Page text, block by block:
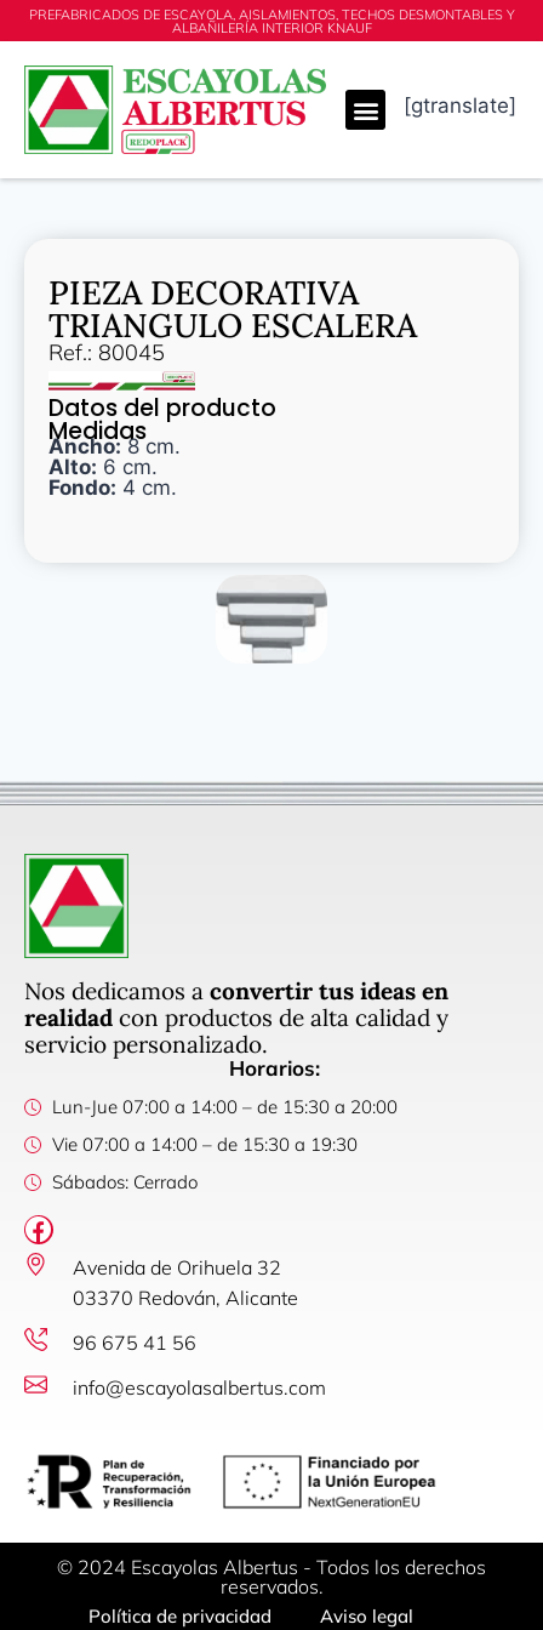
PREFABRICADOS DE ESCAYOLA, AISLAMIENTOS, TECHOS DESMONTABLES Y
ALBAÑILERÍA INTERIOR KNAUF
[gtranslate]
PIEZA DECORATIVA
TRIANGULO ESCALERA
Ref.: 80045
Datos del producto
Medidas
Ancho:8 cm.
Alto: 6 cm.
Fondo: 4 cm.
Nos dedicamos a convertir tus ideas en
realidad con productos de alta calidad y
servicio personalizado.
Horarios:
Lun-Jue 07:00 a 14:00 – de 15:30 a 20:00
Vie 07:00 a 14:00 – de 15:30 a 19:30
Sábados: Cerrado
Avenida de Orihuela 32
03370 Redován, Alicante
96 675 41 56
info@escayolasalbertus.com
© 2024 Escayolas Albertus - Todos los derechos
reservados.
Política de privacidad Aviso legal